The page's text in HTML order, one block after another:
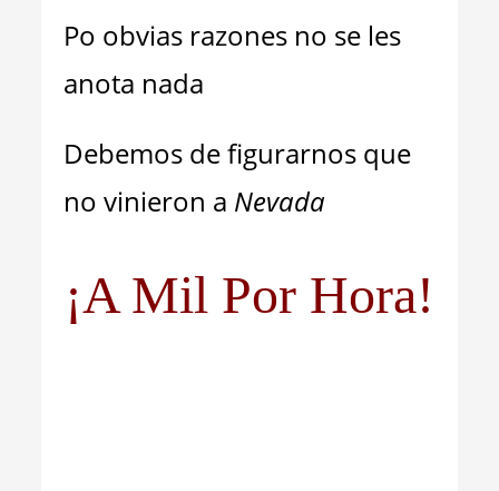
Po obvias razones no se les
anota nada
Debemos de figurarnos que
no vinieron a Nevada
¡A Mil Por Hora!